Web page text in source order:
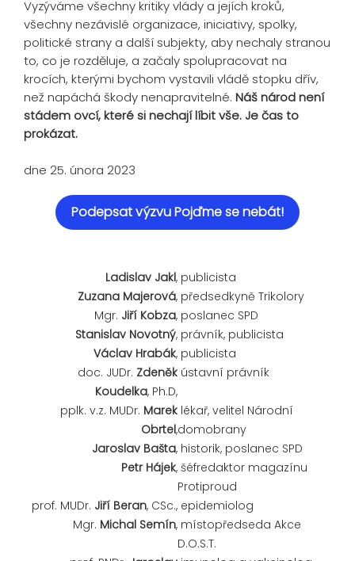
Vyzýváme všechny kritiky vlády a jejích kroků,
všechny nezávislé organizace, iniciativy, spolky,
politické strany a další subjekty, aby nechaly stranou
to, co je rozděluje, a začaly spolupracovat na
krocích, kterými bychom vystavili vládě stopku dřív,
než napáchá škody nenapravitelné. Náš národ není
stádem ovcí, které si nechají líbit vše. Je čas to
prokázat.
dne 25. února 2023
Podepsat výzvu Pojďme se nebát!
Ladislav Jakl, publicista
Zuzana Majerová, předsedkyně Trikolory
Mgr. Jiří Kobza, poslanec SPD
Stanislav Novotný, právník, publicista
Václav Hrabák, publicista
doc. JUDr. Zdeněk
Koudelka, Ph.D,
ústavní právník
pplk. v.z. MUDr. Marek
Obrtel,
lékař, velitel Národní
domobrany
Jaroslav Bašta, historik, poslanec SPD
Petr Hájek, šéfredaktor magazínu
Protiproud
prof. MUDr. Jiří Beran, CSc., epidemiolog
Mgr. Michal Semín, místopředseda Akce
D.O.S.T.